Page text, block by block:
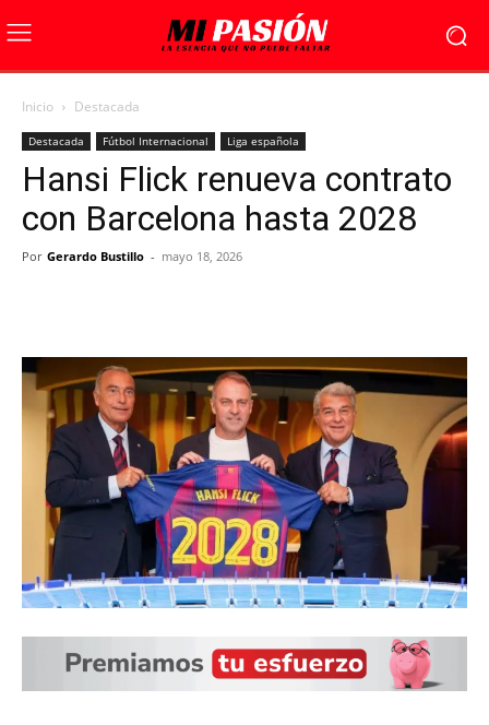
Inicio Destacada
Destacada Fútbol Internacional Liga española
Hansi Flick renueva contrato
con Barcelona hasta 2028
Por Gerardo Bustillo - mayo 18, 2026